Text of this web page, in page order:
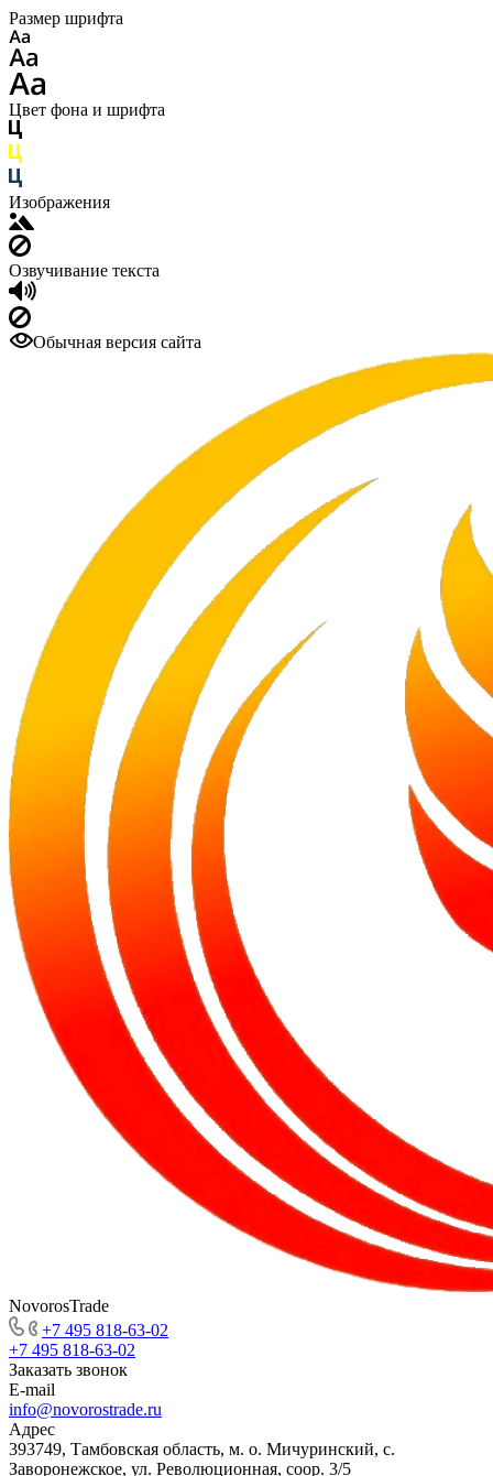
Размер шрифта
Цвет фона и шрифта
Изображения
Озвучивание текста
Обычная версия сайта
NovorosTrade
+7 495 818-63-02
+7 495 818-63-02
Заказать звонок
E-mail
info@novorostrade.ru
Адрес
393749, Тамбовская область, м. о. Мичуринский, с.
Заворонежское, ул. Революционная, соор. 3/5